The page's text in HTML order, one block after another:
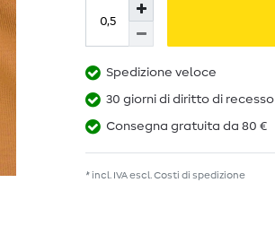
Spedizione veloce
30 giorni di diritto di recesso
Consegna gratuita da 80 €
* incl. IVA escl. Costi di spedizione